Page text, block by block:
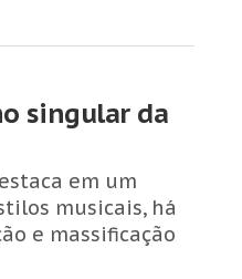
singular da
em um
musicais, há
e massificação